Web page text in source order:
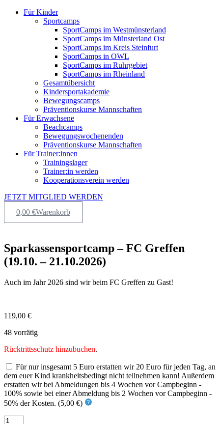
Für Kinder
Sportcamps
SportCamps im Westmünsterland
SportCamps im Münsterland Ost
SportCamps im Kreis Steinfurt
SportCamps in OWL
SportCamps im Ruhrgebiet
SportCamps im Rheinland
Gesamtübersicht
Kindersportakademie
Bewegungscamps
Präventionskurse Mannschaften
Für Erwachsene
Beachcamps
Bewegungswochenenden
Präventionskurse Mannschaften
Für Trainer:innen
Trainingslager
Trainer:in werden
Kooperationsverein werden
JETZT MITGLIED WERDEN
0,00 €Warenkorb
Sparkassensportcamp – FC Greffen
(19.10. – 21.10.2026)
Auch im Jahr 2026 sind wir beim FC Greffen zu Gast!
119,00 €
48 vorrätig
Rücktrittsschutz hinzubuchen.
Für nur insgesamt 5 Euro erstatten wir 20 Euro für jeden Tag, an
dem euer Kind krankheitsbedingt nicht teilnehmen kann! Außerdem
erstatten wir bei Abmeldungen bis 4 Wochen vor Campbeginn -
100% sowie bei einer Abmeldung bis 2 Wochen vor Campbeginn -
50% der Kosten. (5,00 €)
Sparkassensportcamp